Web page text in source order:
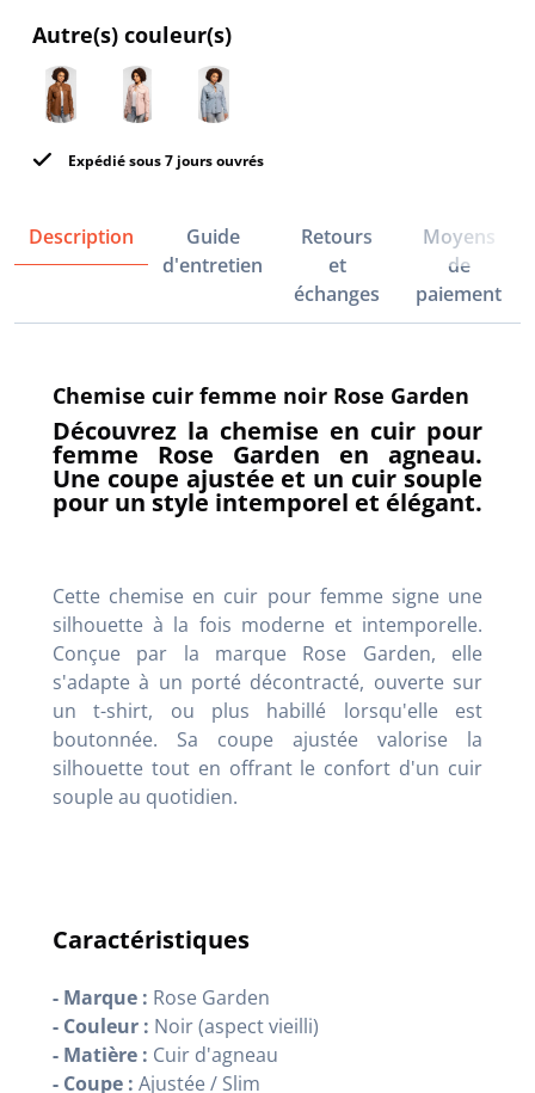
Autre(s) couleur(s)
Expédié sous 7 jours ouvrés
Description
Guide
d'entretien
Retours
et
échanges
Moyens
de
paiement
Chemise cuir femme noir Rose Garden
Découvrez la chemise en cuir pour
femme Rose Garden en agneau.
Une coupe ajustée et un cuir souple
pour un style intemporel et élégant.
Cette chemise en cuir pour femme signe une
silhouette à la fois moderne et intemporelle.
Conçue par la marque Rose Garden, elle
s'adapte à un porté décontracté, ouverte sur
un t-shirt, ou plus habillé lorsqu'elle est
boutonnée. Sa coupe ajustée valorise la
silhouette tout en offrant le confort d'un cuir
souple au quotidien.
Caractéristiques
- Marque : Rose Garden
- Couleur : Noir (aspect vieilli)
- Matière : Cuir d'agneau
- Coupe : Ajustée / Slim